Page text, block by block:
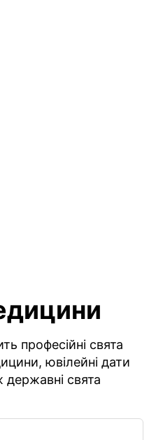
професійні свята
ювілейні дати
свята